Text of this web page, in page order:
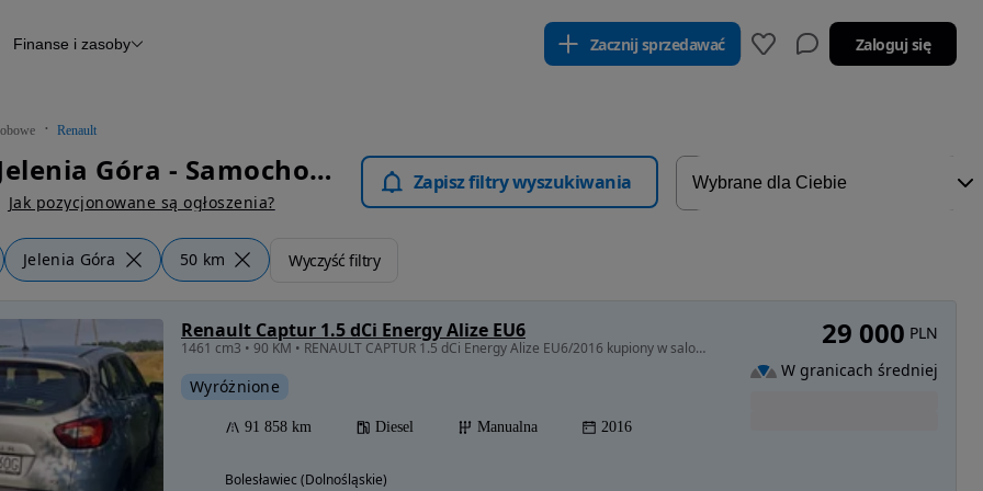
Raport z inspekcji
Otomoto News
Finanse i zasoby Zacznij sprzedawać Zaloguj się
Renault
Renault Jelenia Góra - Samochody Osobowe
Jak pozycjonowane są ogłoszenia?
Zapisz filtry wyszukiwania
Jelenia Góra 50 km Wyczyść filtry
Renault Captur 1.5 dCi Energy Alize EU6
1461 cm3 • 90 KM • RENAULT CAPTUR 1.5 dCi Energy Alize EU6/2016 kupiony w salonie
Wyróżnione
91 858 km Diesel Manualna 2016
Bolesławiec (Dolnośląskie)
29 000 PLN
W granicach średniej